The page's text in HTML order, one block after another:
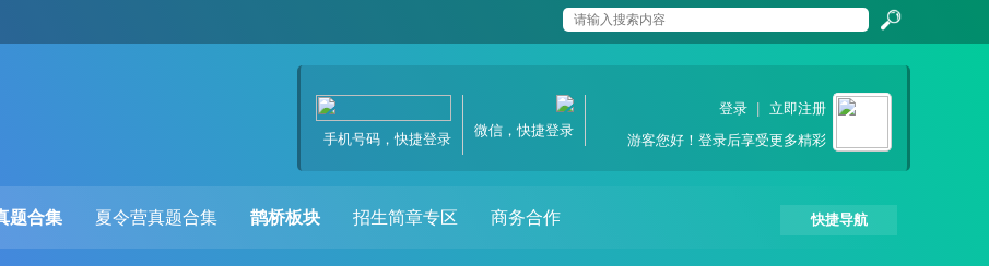
索
登录
立即注册
游客您好！登录后享受更多精彩
微信，快捷登录
手机号码，快捷登录
快捷导航
题合集 夏令营真题合集 鹊桥板块 招生简章专区 商务合作